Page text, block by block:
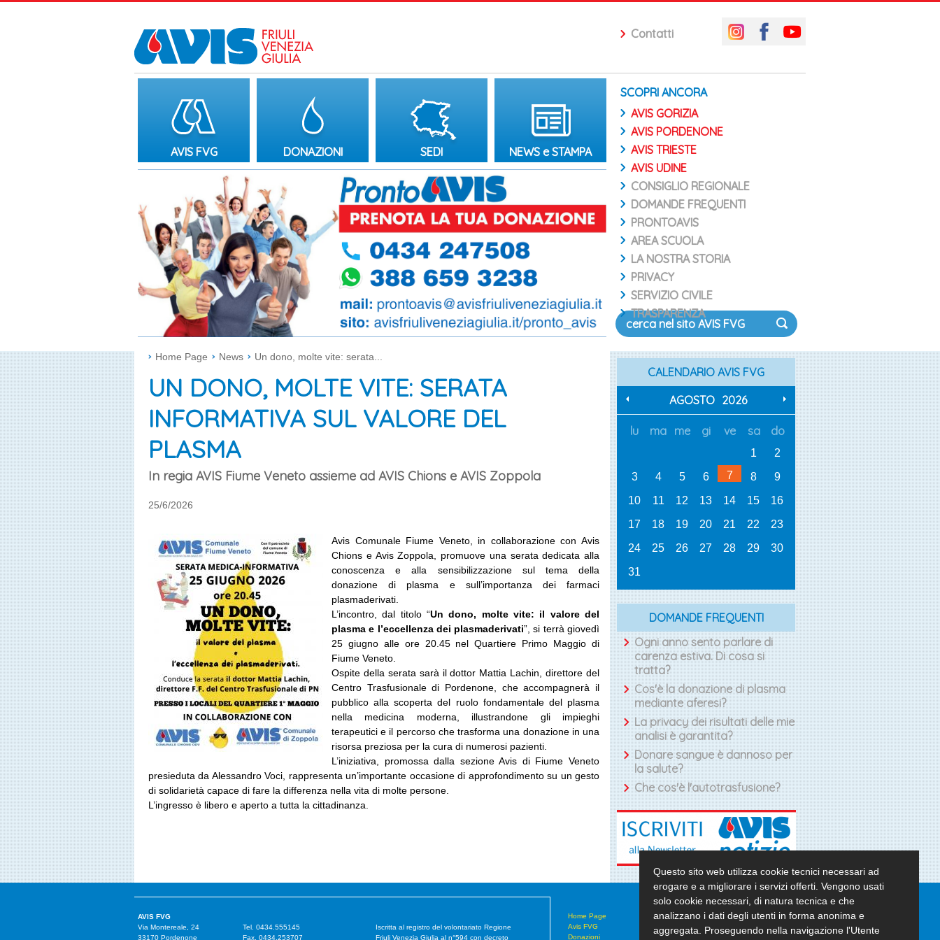
Contatti
AVIS FVG DONAZIONI SEDI NEWS e STAMPA
SCOPRI ANCORA
AVIS GORIZIA
AVIS PORDENONE
AVIS TRIESTE
AVIS UDINE
CONSIGLIO REGIONALE
DOMANDE FREQUENTI
PRONTOAVIS
AREA SCUOLA
LA NOSTRA STORIA
PRIVACY
SERVIZIO CIVILE
TRASPARENZA
Home Page News Un dono, molte vite: serata...
UN DONO, MOLTE VITE: SERATA
INFORMATIVA SUL VALORE DEL
PLASMA
In regia AVIS Fiume Veneto assieme ad AVIS Chions e AVIS Zoppola
25/6/2026
Avis Comunale Fiume Veneto, in collaborazione con Avis
Chions e Avis Zoppola, promuove una serata dedicata alla
conoscenza e alla sensibilizzazione sul tema della
donazione di plasma e sull’importanza dei farmaci
plasmaderivati.
L’incontro, dal titolo “Un dono, molte vite: il valore del
plasma e l’eccellenza dei plasmaderivati” , si terrà giovedì
25 giugno alle ore 20.45 nel Quartiere Primo Maggio di
Fiume Veneto.
Ospite della serata sarà il dottor Mattia Lachin, direttore del
Centro Trasfusionale di Pordenone, che accompagnerà il
pubblico alla scoperta del ruolo fondamentale del plasma
nella medicina moderna, illustrandone gli impieghi
terapeutici e il percorso che trasforma una donazione in una
risorsa preziosa per la cura di numerosi pazienti.
L’iniziativa, promossa dalla sezione Avis di Fiume Veneto
presieduta da Alessandro Voci, rappresenta un’importante occasione di approfondimento su un gesto
di solidarietà capace di fare la differenza nella vita di molte persone.
L’ingresso è libero e aperto a tutta la cittadinanza.
CALENDARIO AVIS FVG
AGOSTO 2026
lu ma me gi ve sa do
1
2
3
4 5 6 7 8
9
10
11 12 13 14 15
16
17
18 19 20 21 22
23
24
25 26 27 28 29
30
31
DOMANDE FREQUENTI
Ogni anno sento parlare di
carenza estiva. Di cosa si
tratta?
Cos'è la donazione di plasma
mediante aferesi?
La privacy dei risultati delle mie
analisi è garantita?
Donare sangue è dannoso per
la salute?
Che cos'è l'autotrasfusione?
Contatti
Home Page
Avis FVG
Donazioni
AVIS FVG
Via Montereale, 24
33170 Pordenone
Tel. 0434.555145
Fax. 0434.253707
Iscritta al registro del volontariato Regione
Friuli Venezia Giulia al n°594 con decreto
Questo sito web utilizza cookie tecnici necessari ad
erogare e a migliorare i servizi offerti. Vengono usati
solo cookie necessari, di natura tecnica e che
analizzano i dati degli utenti in forma anonima e
aggregata. Proseguendo nella navigazione l'Utente